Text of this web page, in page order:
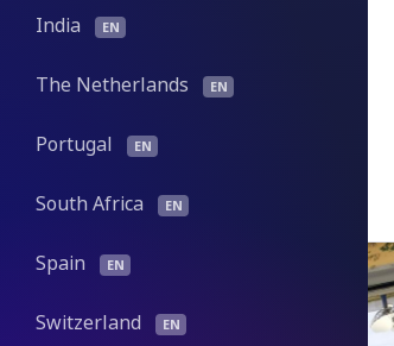
India
The Netherlands
Portugal
South Africa
Spain
Switzerland